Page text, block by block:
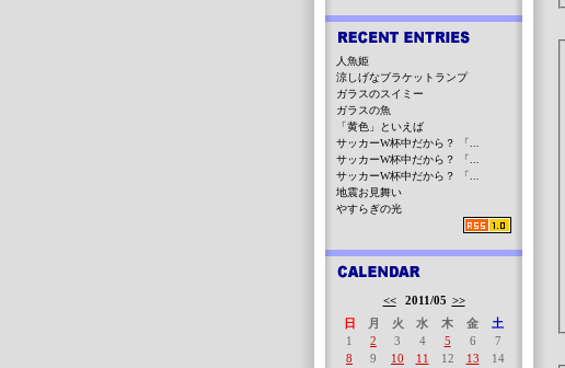
人魚姫
涼しげなブラケットランプ
ガラスのスイミー
ガラスの魚
「黄色」といえば
サッカーW杯中だから？ 「...
サッカーW杯中だから？ 「...
サッカーW杯中だから？ 「...
地震お見舞い
やすらぎの光
<< 2011/05 >>
日
月 火 水 木 金
土
1
2 3 4 5 6
7
8
9 10 11 12 13
14